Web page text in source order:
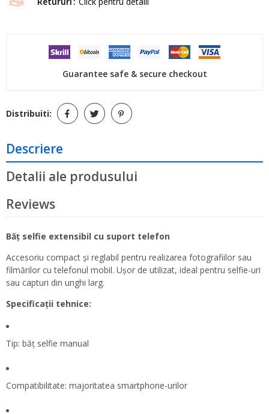
Guarantee safe & secure checkout
Distribuiti:
Descriere
Detalii ale produsului
Reviews
Băț selfie extensibil cu suport telefon
Accesoriu compact și reglabil pentru realizarea fotografiilor sau
filmărilor cu telefonul mobil. Ușor de utilizat, ideal pentru selfie-uri
sau capturi din unghi larg.
Specificații tehnice:
Tip: băț selfie manual
Compatibilitate: majoritatea smartphone-urilor